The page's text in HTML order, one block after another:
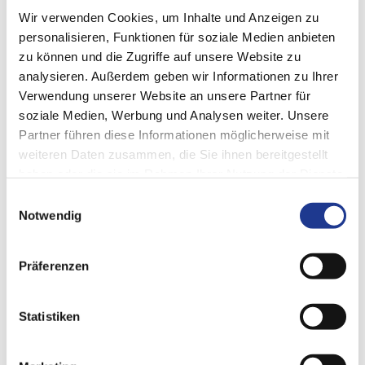
Wir verwenden Cookies, um Inhalte und Anzeigen zu
personalisieren, Funktionen für soziale Medien anbieten
zu können und die Zugriffe auf unsere Website zu
analysieren. Außerdem geben wir Informationen zu Ihrer
Verwendung unserer Website an unsere Partner für
soziale Medien, Werbung und Analysen weiter. Unsere
Partner führen diese Informationen möglicherweise mit
weiteren Daten zusammen, die Sie ihnen bereitgestellt
Notwendig
Präferenzen
Statistiken
Datentransformation
Auch zukünftige Anpassung der Schnittstellen möglich
Kompatibilität mit künftigen Schnittstellen durch DVS Edge